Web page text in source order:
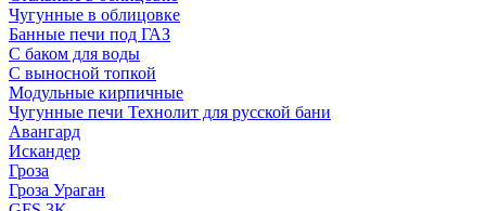
Чугунные в облицовке
Банные печи под ГАЗ
С баком для воды
С выносной топкой
Модульные кирпичные
Чугунные печи Технолит для русской бани
Авангард
Искандер
Гроза
Гроза Ураган